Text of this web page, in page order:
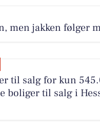
men jakken følger
til salg for kun
boliger til salg i